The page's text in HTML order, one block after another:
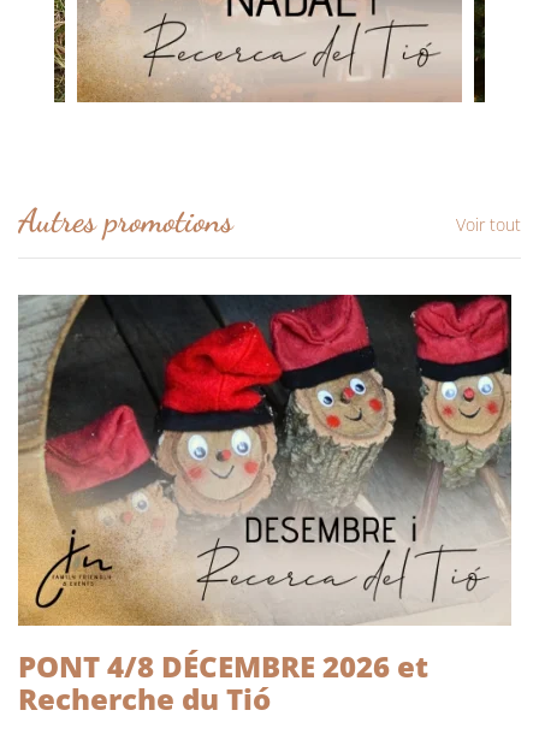
Autres promotions Voir tout
PONT 4/8 DÉCEMBRE 2026 et
Recherche du Tió